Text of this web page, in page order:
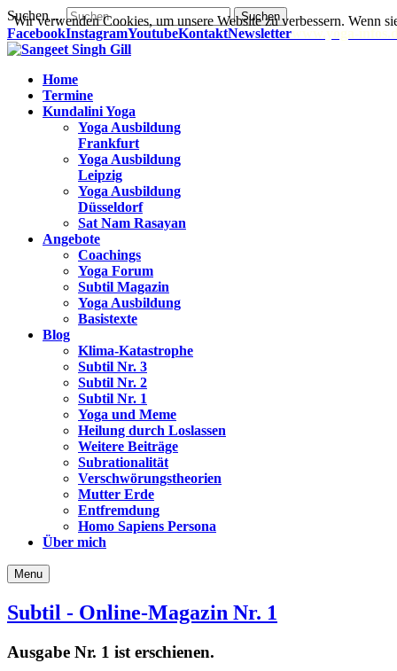
Suchen ... Suchen
FacebookInstagramYoutubeKontaktNewsletterwww.yoga-
Home
Termine
Kundalini Yoga
Yoga Ausbildung
Frankfurt
Yoga Ausbildung
Leipzig
Yoga Ausbildung
Düsseldorf
Sat Nam Rasayan
Angebote
Coachings
Yoga Forum
Subtil Magazin
Yoga Ausbildung
Basistexte
Blog
Klima-Katastrophe
Subtil Nr. 3
Subtil Nr. 2
Subtil Nr. 1
Yoga und Meme
Heilung durch Loslassen
Weitere Beiträge
Subrationalität
Verschwörungstheorien
Mutter Erde
Entfremdung
Homo Sapiens Persona
Über mich
Menu
Subtil - Online-Magazin Nr. 1
Ausgabe Nr. 1 ist erschienen.
Wir verwenden Cookies, um unsere Website zu verbessern. Wenn